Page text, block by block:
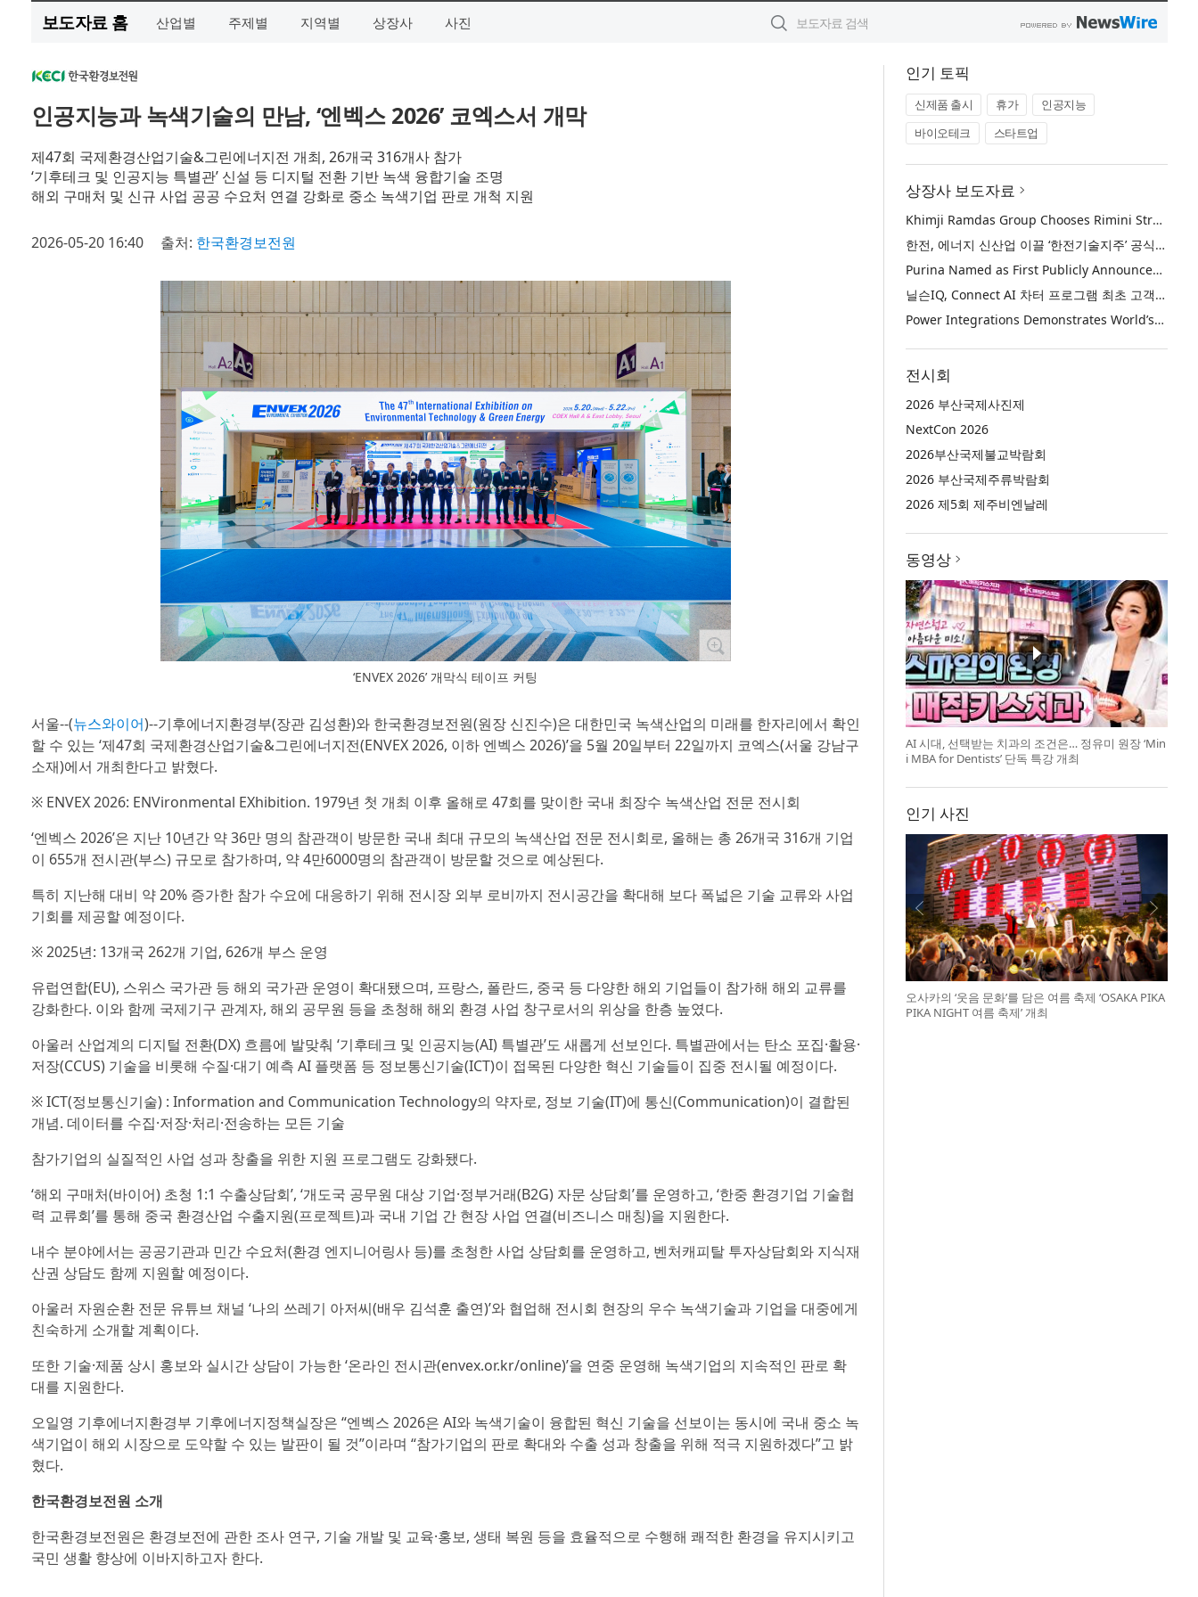
보도자료 홈 산업별 주제별 지역별 상장사 사진
인공지능과 녹색기술의 만남, ‘엔벡스 2026’ 코엑스서 개막
제47회 국제환경산업기술&그린에너지전 개최, 26개국 316개사 참가
‘기후테크 및 인공지능 특별관’ 신설 등 디지털 전환 기반 녹색 융합기술 조명
해외 구매처 및 신규 사업 공공 수요처 연결 강화로 중소 녹색기업 판로 개척 지원
2026-05-20 16:40 출처: 한국환경보전원
‘ENVEX 2026’ 개막식 테이프 커팅
서울--(뉴스와이어)--기후에너지환경부(장관 김성환)와 한국환경보전원(원장 신진수)은 대한민국 녹색산업의 미래를 한자리에서 확인
할 수 있는 ‘제47회 국제환경산업기술&그린에너지전(ENVEX 2026, 이하 엔벡스 2026)’을 5월 20일부터 22일까지 코엑스(서울 강남구
소재)에서 개최한다고 밝혔다.
※ ENVEX 2026: ENVironmental EXhibition. 1979년 첫 개최 이후 올해로 47회를 맞이한 국내 최장수 녹색산업 전문 전시회
‘엔벡스 2026’은 지난 10년간 약 36만 명의 참관객이 방문한 국내 최대 규모의 녹색산업 전문 전시회로, 올해는 총 26개국 316개 기업
이 655개 전시관(부스) 규모로 참가하며, 약 4만6000명의 참관객이 방문할 것으로 예상된다.
특히 지난해 대비 약 20% 증가한 참가 수요에 대응하기 위해 전시장 외부 로비까지 전시공간을 확대해 보다 폭넓은 기술 교류와 사업
기회를 제공할 예정이다.
※ 2025년: 13개국 262개 기업, 626개 부스 운영
유럽연합(EU), 스위스 국가관 등 해외 국가관 운영이 확대됐으며, 프랑스, 폴란드, 중국 등 다양한 해외 기업들이 참가해 해외 교류를
강화한다. 이와 함께 국제기구 관계자, 해외 공무원 등을 초청해 해외 환경 사업 창구로서의 위상을 한층 높였다.
아울러 산업계의 디지털 전환(DX) 흐름에 발맞춰 ‘기후테크 및 인공지능(AI) 특별관’도 새롭게 선보인다. 특별관에서는 탄소 포집·활용·
저장(CCUS) 기술을 비롯해 수질·대기 예측 AI 플랫폼 등 정보통신기술(ICT)이 접목된 다양한 혁신 기술들이 집중 전시될 예정이다.
※ ICT(정보통신기술) : Information and Communication Technology의 약자로, 정보 기술(IT)에 통신(Communication)이 결합된
개념. 데이터를 수집·저장·처리·전송하는 모든 기술
참가기업의 실질적인 사업 성과 창출을 위한 지원 프로그램도 강화됐다.
‘해외 구매처(바이어) 초청 1:1 수출상담회’, ‘개도국 공무원 대상 기업·정부거래(B2G) 자문 상담회’를 운영하고, ‘한중 환경기업 기술협
력 교류회’를 통해 중국 환경산업 수출지원(프로젝트)과 국내 기업 간 현장 사업 연결(비즈니스 매칭)을 지원한다.
내수 분야에서는 공공기관과 민간 수요처(환경 엔지니어링사 등)를 초청한 사업 상담회를 운영하고, 벤처캐피탈 투자상담회와 지식재
산권 상담도 함께 지원할 예정이다.
아울러 자원순환 전문 유튜브 채널 ‘나의 쓰레기 아저씨(배우 김석훈 출연)’와 협업해 전시회 현장의 우수 녹색기술과 기업을 대중에게
친숙하게 소개할 계획이다.
또한 기술·제품 상시 홍보와 실시간 상담이 가능한 ‘온라인 전시관(envex.or.kr/online)’을 연중 운영해 녹색기업의 지속적인 판로 확
대를 지원한다.
오일영 기후에너지환경부 기후에너지정책실장은 “엔벡스 2026은 AI와 녹색기술이 융합된 혁신 기술을 선보이는 동시에 국내 중소 녹
색기업이 해외 시장으로 도약할 수 있는 발판이 될 것”이라며 “참가기업의 판로 확대와 수출 성과 창출을 위해 적극 지원하겠다”고 밝
혔다.
한국환경보전원 소개
한국환경보전원은 환경보전에 관한 조사 연구, 기술 개발 및 교육·홍보, 생태 복원 등을 효율적으로 수행해 쾌적한 환경을 유지시키고
국민 생활 향상에 이바지하고자 한다.
인기 토픽
신제품 출시 휴가
인공지능
바이오테크
스타트업
상장사 보도자료
Khimji Ramdas Group Chooses Rimini Street to Reduce SAP Support Costs, Protect 700+ Customizations and Reinvest Savings in Innovation
한전, 에너지 신산업 이끌 ‘한전기술지주’ 공식 출범
Purina Named as First Publicly Announced NIQ ConnectAI Charter Client
닐슨IQ, Connect AI 차터 프로그램 최초 고객사 ‘퓨리나’ 선정
Power Integrations Demonstrates World’s First 2200 V GaN Technology for Next-Era High-Voltage Power Systems
전시회
2026 부산국제사진제
NextCon 2026
2026부산국제불교박람회
2026 부산국제주류박람회
2026 제5회 제주비엔날레
동영상
AI 시대, 선택받는 치과의 조건은… 정유미 원장 ‘Min
i MBA for Dentists’ 단독 특강 개최
인기 사진
오사카의 ‘웃음 문화’를 담은 여름 축제 ‘OSAKA PIKA
PIKA NIGHT 여름 축제’ 개최